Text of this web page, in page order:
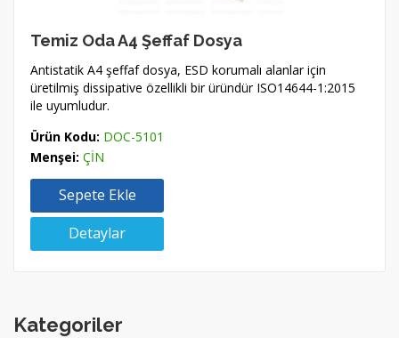
Temiz Oda A4 Şeffaf Dosya
Antistatik A4 şeffaf dosya, ESD korumalı alanlar için
üretilmiş dissipative özellikli bir üründür ISO14644-1:2015
ile uyumludur.
Ürün Kodu: DOC-5101
Menşei: ÇİN
Sepete Ekle
Detaylar
Kategoriler